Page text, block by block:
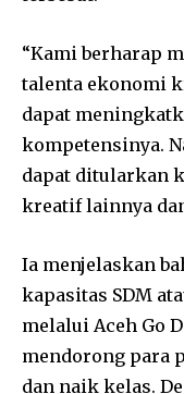
“Kami berharap
talenta ekonomi
dapat
kompetensinya.
dapat ditularkan
kreatif lainnya
Ia menjelaskan
kapasitas SDM
melalui Aceh Go
mendorong para
dan naik kelas.